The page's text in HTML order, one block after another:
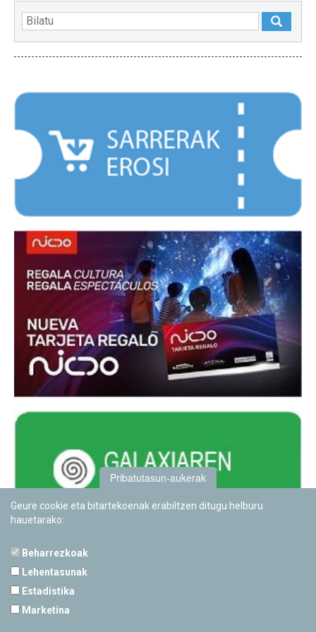
Pribatutasun-aukerak
Geure cookie eta bitartekoenak erabiltzen ditugu helburu
hauetarako:
Beharrezkoak
Lehentasunak
Estadistika
Marketina